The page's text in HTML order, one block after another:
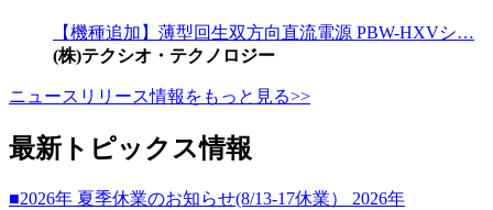
【機種追加】薄型回生双方向直流電源 PBW-HXVシ…
(株)テクシオ・テクノロジー
ニュースリリース情報をもっと見る>>
最新トピックス情報
■2026年 夏季休業のお知らせ(8/13-17休業） 2026年